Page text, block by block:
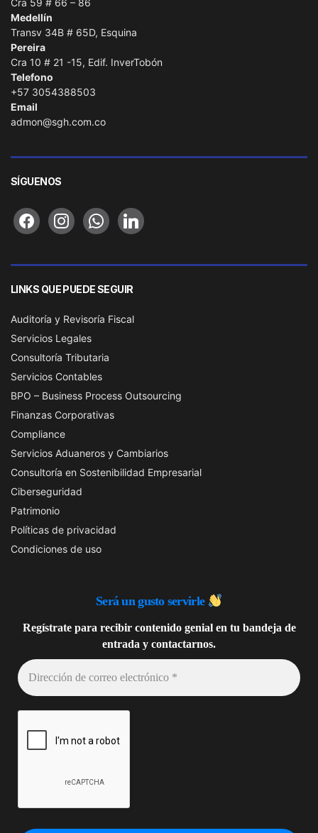
Medellín
Transv 34B # 65D, Esquina
Pereira
Cra 10 # 21 -15, Edif. InverTobón
Telefono
+57 3054388503
Email
admon@sgh.com.co
SÍGUENOS
facebookinstagramwhatsapplinkedin
LINKS QUE PUEDE SEGUIR
Auditoría y Revisoría Fiscal
Servicios Legales
Consultoría Tributaria
Servicios Contables
BPO – Business Process Outsourcing
Finanzas Corporativas
Compliance
Servicios Aduaneros y Cambiarios
Consultoría en Sostenibilidad Empresarial
Ciberseguridad
Patrimonio
Políticas de privacidad
Condiciones de uso
Será un gusto servirle
Regístrate para recibir contenido genial en tu bandeja de
entrada y contactarnos.